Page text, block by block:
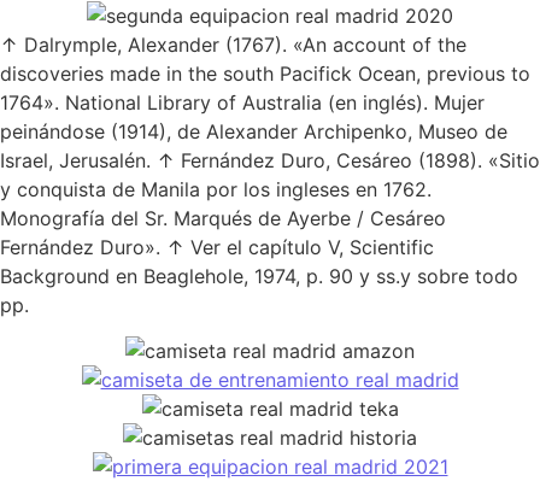
↑ Dalrymple, Alexander (1767). «An account of the
discoveries made in the south Pacifick Ocean, previous to
1764». National Library of Australia (en inglés). Mujer
peinándose (1914), de Alexander Archipenko, Museo de
Israel, Jerusalén. ↑ Fernández Duro, Cesáreo (1898). «Sitio
y conquista de Manila por los ingleses en 1762.
Monografía del Sr. Marqués de Ayerbe / Cesáreo
Fernández Duro». ↑ Ver el capítulo V, Scientific
Background en Beaglehole, 1974, p. 90 y ss.y sobre todo
pp.